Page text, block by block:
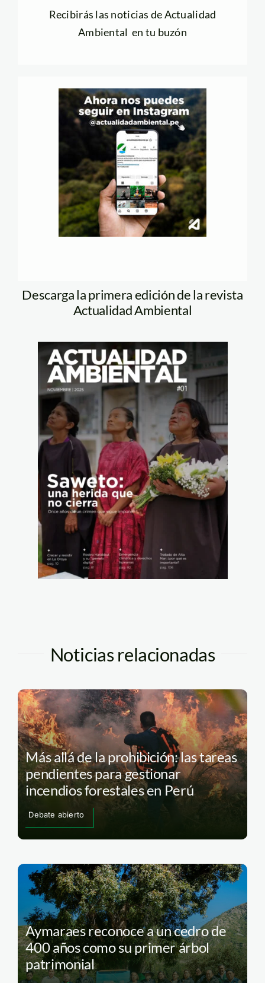
Recibirás las noticias de Actualidad
Ambiental en tu buzón
Descarga la primera edición de la revista
Actualidad Ambiental
Noticias relacionadas
Más allá de la prohibición: las tareas
pendientes para gestionar
incendios forestales en Perú
Debate abierto
Aymaraes reconoce a un cedro de
400 años como su primer árbol
patrimonial